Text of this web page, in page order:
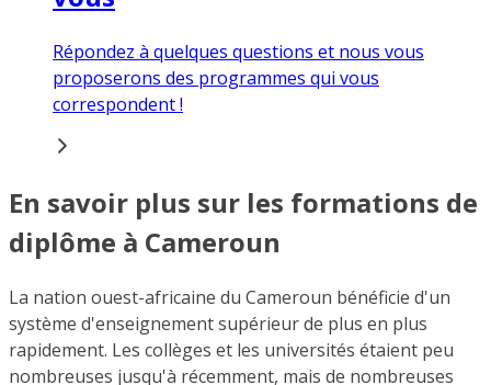
Répondez à quelques questions et nous vous
proposerons des programmes qui vous
correspondent !
En savoir plus sur les formations de
diplôme à Cameroun
La nation ouest-africaine du Cameroun bénéficie d'un
système d'enseignement supérieur de plus en plus
rapidement. Les collèges et les universités étaient peu
nombreuses jusqu'à récemment, mais de nombreuses